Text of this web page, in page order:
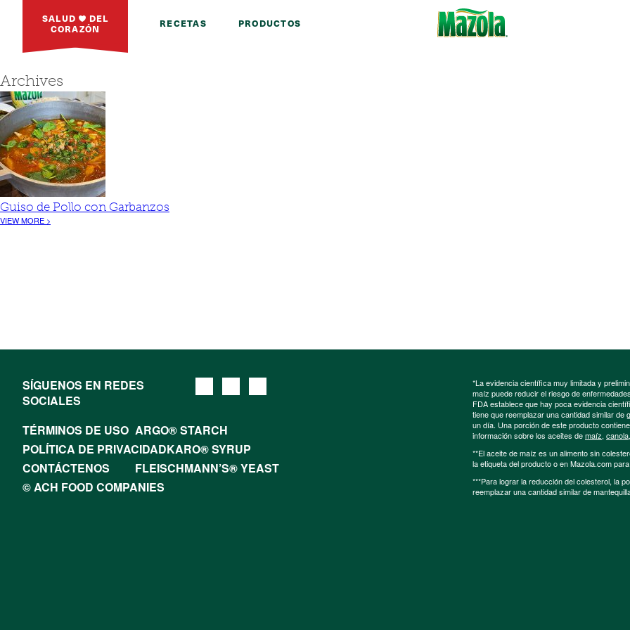
SALUD DEL
CORAZÓN RECETAS PRODUCTOS
Archives
Guiso de Pollo con Garbanzos
VIEW MORE >
SÍGUENOS EN REDES
SOCIALES
TÉRMINOS DE USO ARGO® STARCH
POLÍTICA DE PRIVACIDADKARO® SYRUP
CONTÁCTENOS
FLEISCHMANN’S® YEAST
© ACH FOOD COMPANIES
*La evidencia científica muy limitada y
maíz puede reducir el riesgo de
FDA establece que hay poca evidencia
tiene que reemplazar una cantidad similar
un día. Una porción de este producto
información sobre los aceites demaíz, canola,
**El aceite de maíz es un alimento sin
la etiqueta del producto o en Mazola.com
***Para lograr la reducción del colesterol, la
reemplazar una cantidad similar de